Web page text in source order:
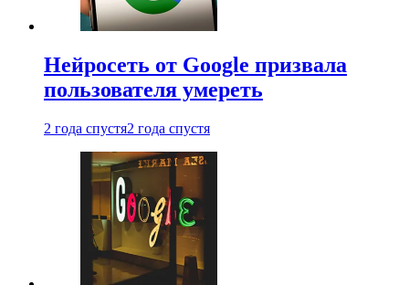
Нейросеть от Google призвала
пользователя умереть
2 года спустя2 года спустя